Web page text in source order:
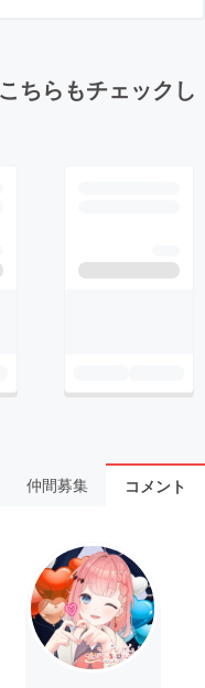
ちらもチェックし
仲間募集 コメント